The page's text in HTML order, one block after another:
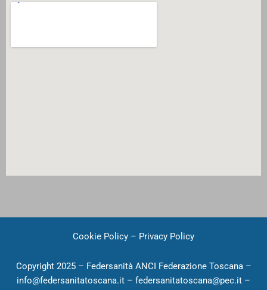
Cookie Policy – Privacy Policy
Copyright 2025 – Federsanità ANCI Federazione Toscana –
info@federsanitatoscana.it – federsanitatoscana@pec.it –